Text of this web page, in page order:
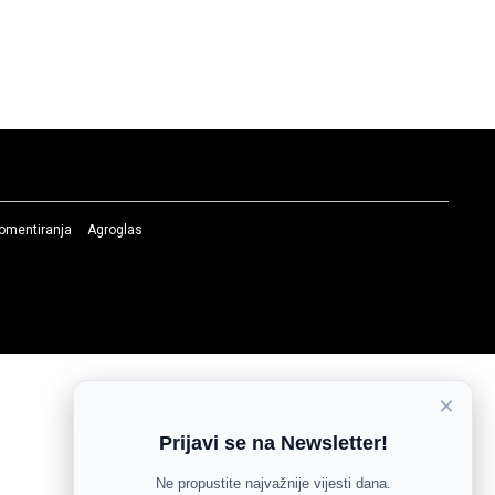
Agroglas
×
Prijavi se na Newsletter!
Ne propustite najvažnije vijesti dana.